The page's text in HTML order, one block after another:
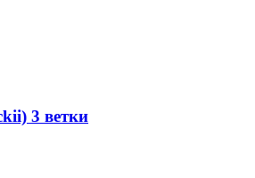
3 ветки